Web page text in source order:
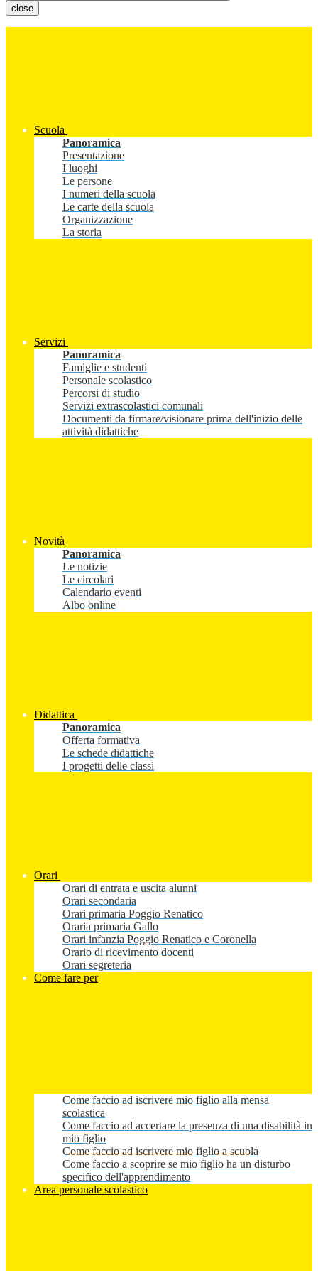
close
Scuola
Panoramica
Presentazione
I luoghi
Le persone
I numeri della scuola
Le carte della scuola
Organizzazione
La storia
Servizi
Panoramica
Famiglie e studenti
Personale scolastico
Percorsi di studio
Servizi extrascolastici comunali
Documenti da firmare/visionare prima dell'inizio delle
attività didattiche
Novità
Panoramica
Le notizie
Le circolari
Calendario eventi
Albo online
Didattica
Panoramica
Offerta formativa
Le schede didattiche
I progetti delle classi
Orari
Orari di entrata e uscita alunni
Orari secondaria
Orari primaria Poggio Renatico
Oraria primaria Gallo
Orari infanzia Poggio Renatico e Coronella
Orario di ricevimento docenti
Orari segreteria
Come fare per
Come faccio ad iscrivere mio figlio alla mensa
scolastica
Come faccio ad accertare la presenza di una disabilità in
mio figlio
Come faccio ad iscrivere mio figlio a scuola
Come faccio a scoprire se mio figlio ha un disturbo
specifico dell'apprendimento
Area personale scolastico